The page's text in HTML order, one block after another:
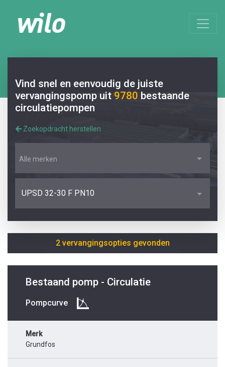
Vind snel en eenvoudig de juiste
vervangingspomp uit 9780 bestaande
circulatiepompen
Zoekopdracht herstellen
Alle merken
UPSD 32-30 F PN10
2 vervangingsopties gevonden
Bestaand pomp - Circulatie
Pompcurve
Merk
Grundfos